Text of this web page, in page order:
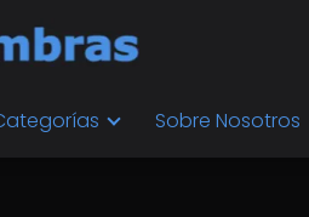
Sobre Nosotros